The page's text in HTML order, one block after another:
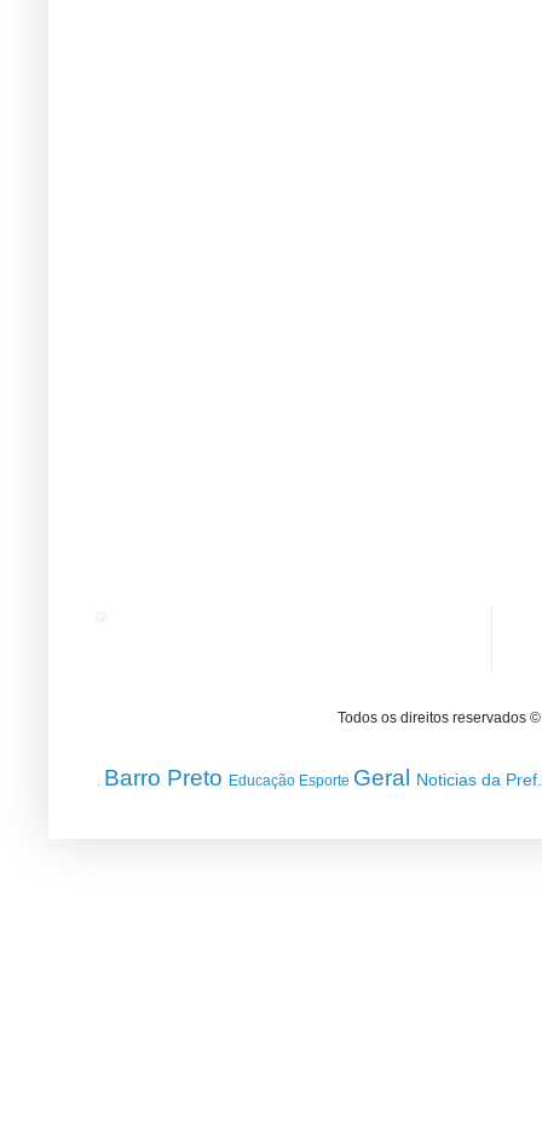
Todos os direitos reservados
Barro Preto Educação Esporte Geral Noticias da